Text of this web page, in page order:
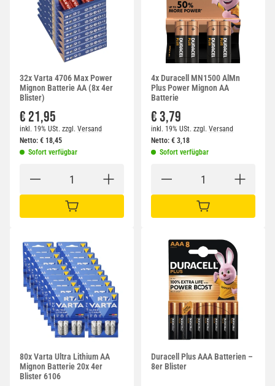
32x Varta 4706 Max Power
Mignon Batterie AA (8x 4er
Blister)
€ 21,95
inkl. 19% USt. zzgl. Versand
Netto: € 18,45
Sofort verfügbar
IN DEN WARENKORB
4x Duracell MN1500 AlMn
Plus Power Mignon AA
Batterie
€ 3,79
inkl. 19% USt. zzgl. Versand
Netto: € 3,18
Sofort verfügbar
IN DEN WARENKORB
80x Varta Ultra Lithium AA
Mignon Batterie 20x 4er
Blister 6106
Duracell Plus AAA Batterien –
8er Blister